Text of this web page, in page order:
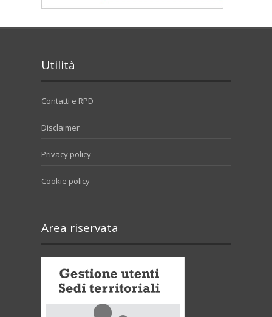
Utilità
Contatti e RPD
Disclaimer
Privacy policy
Cookie policy
Area riservata